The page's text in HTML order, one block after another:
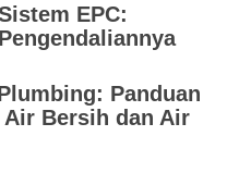
EPC:
Panduan
Bersih dan Air